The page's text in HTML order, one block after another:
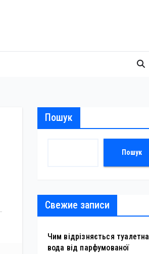
Пошук
Пошук
Свежие записи
Чим відрізняється туалетна
вода від парфумованої